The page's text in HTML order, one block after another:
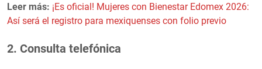
Leer más: ¡Es oficial! Mujeres con Bienestar Edomex 2026:
Así será el registro para mexiquenses con folio previo
2. Consulta telefónica